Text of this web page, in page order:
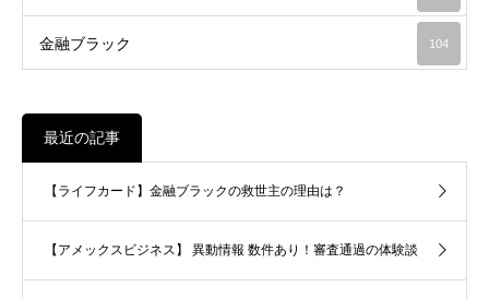
金融ブラック 104
最近の記事
【ライフカード】金融ブラックの救世主の理由は？
【アメックスビジネス】 異動情報 数件あり！審査通過の体験談